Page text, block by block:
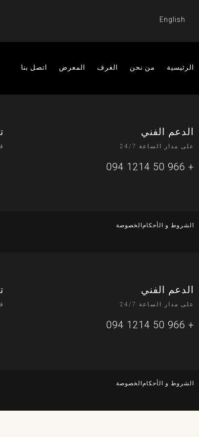
English
الرئيسية من نحن الغرف المعرض اتصل بنا
الدعم الفني
على مدار الساعة 24/7
+ 966 50 1214 094
الشروط و الأحكام الخصوصة
الدعم الفني
على مدار الساعة 24/7
+ 966 50 1214 094
الشروط و الأحكام الخصوصة